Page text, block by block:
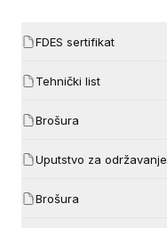
FDES sertifikat
Tehnički list
Brošura
Uputstvo za održavanje
Brošura